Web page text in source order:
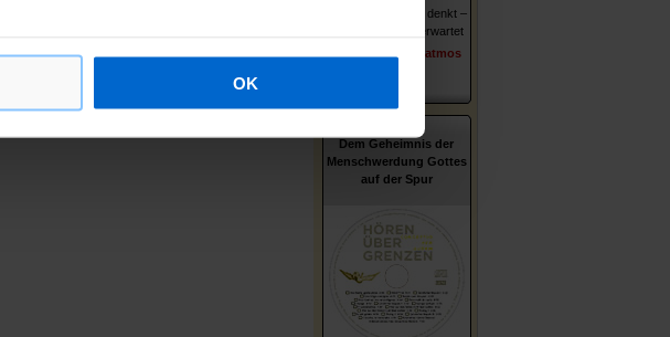
OK
Wer er ist – wie er denkt –
was ihn und uns erwartet
erschienen im Patmos
Dem Geheimnis der
Menschwerdung Gottes
auf der Spur